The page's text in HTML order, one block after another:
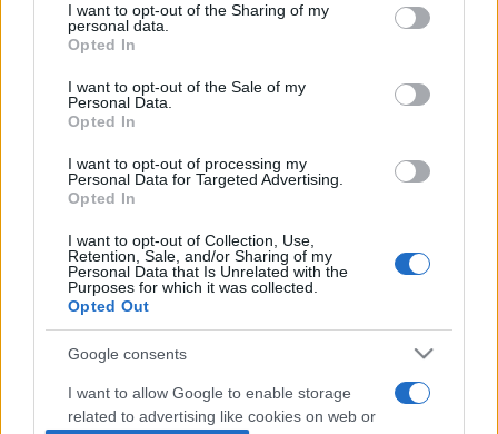
not limited to your visit or usage behaviour. You may click to
grant or deny consent to Google and its third-party tags to
use your data for below specified purposes in below Google
consent section.
I want to opt-out of the Sharing of my
personal data.
Opted In
I want to opt-out of the Sale of my
Personal Data.
Opted In
I want to opt-out of processing my
Personal Data for Targeted Advertising.
Opted In
I want to opt-out of Collection, Use,
Retention, Sale, and/or Sharing of my
Personal Data that Is Unrelated with the
Purposes for which it was collected.
Opted Out
Google consents
I want to allow Google to enable storage
related to advertising like cookies on web or
imidzsét használják fel egy autó reklámjában. Ez
meggyalázza az emlékét, és óriási haragot váltott ki az
emberekből" - állt a Citroën-bojkottra is felszólító tüntetők
mellé a Beatles-turizmussal foglalkozó
Phil Coppel.